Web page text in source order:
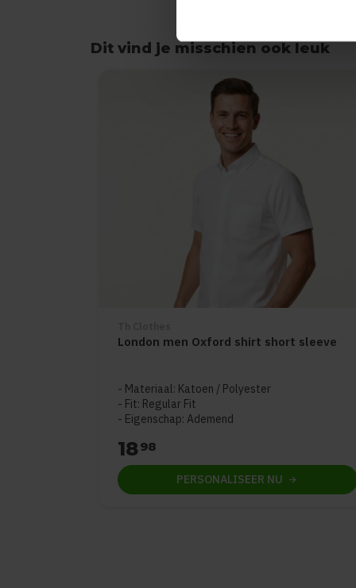
Dit vind je misschien ook leuk
London men Oxford shirt short sleeve
Materiaal: Katoen / Polyester
Fit: Regular Fit
Eigenschap: Ademend
1898
PERSONALISEER NU